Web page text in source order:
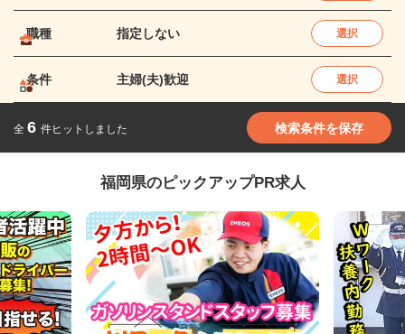
職種 指定しない 選択
条件 主婦(夫)歓迎 選択
全 6 件ヒットしました 検索条件を保存
福岡県のピックアップPR求人